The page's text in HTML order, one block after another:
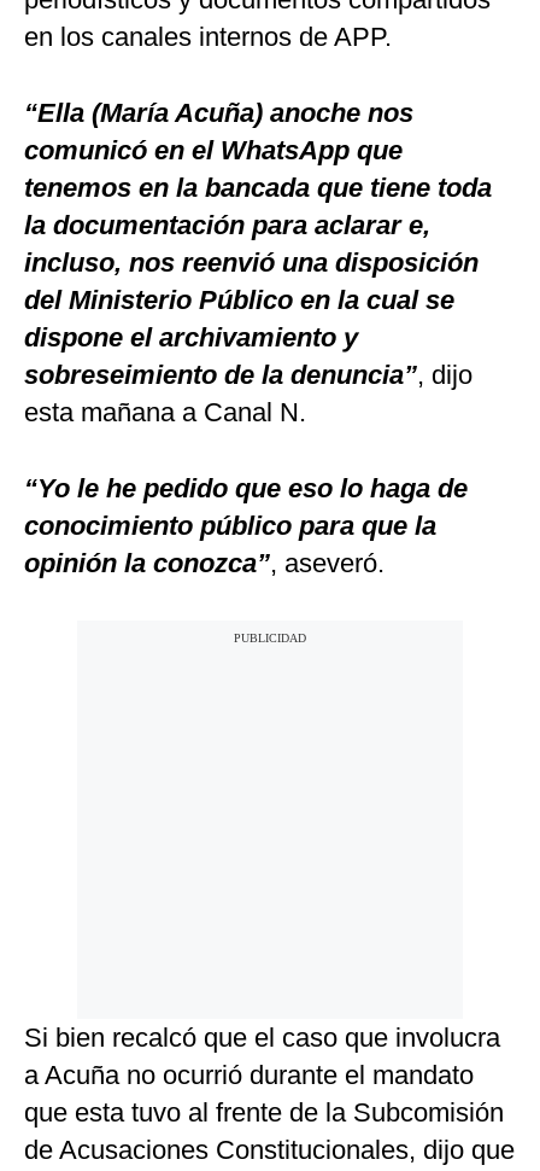
en los canales internos de APP.
“Ella (María Acuña) anoche nos
comunicó en el WhatsApp que
tenemos en la bancada que tiene toda
la documentación para aclarar e,
incluso, nos reenvió una disposición
del Ministerio Público en la cual se
dispone el archivamiento y
sobreseimiento de la denuncia”, dijo
esta mañana a Canal N.
“Yo le he pedido que eso lo haga de
conocimiento público para que la
opinión la conozca”, aseveró.
Si bien recalcó que el caso que involucra
a Acuña no ocurrió durante el mandato
que esta tuvo al frente de la Subcomisión
de Acusaciones Constitucionales, dijo que